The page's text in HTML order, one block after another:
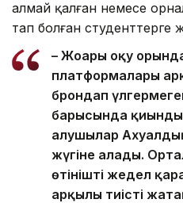
алмай қалған немесе
тап болған студенттерге
– Жоғары оқу
платформалары
брондап
барысында
алушылар
жүгіне алады.
өтінішті жедел
арқылы тиісті